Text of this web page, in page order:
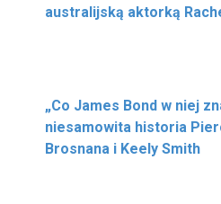
australijską aktorką
„Co James Bond w niej
niesamowita historia
Brosnana i Keely Smith